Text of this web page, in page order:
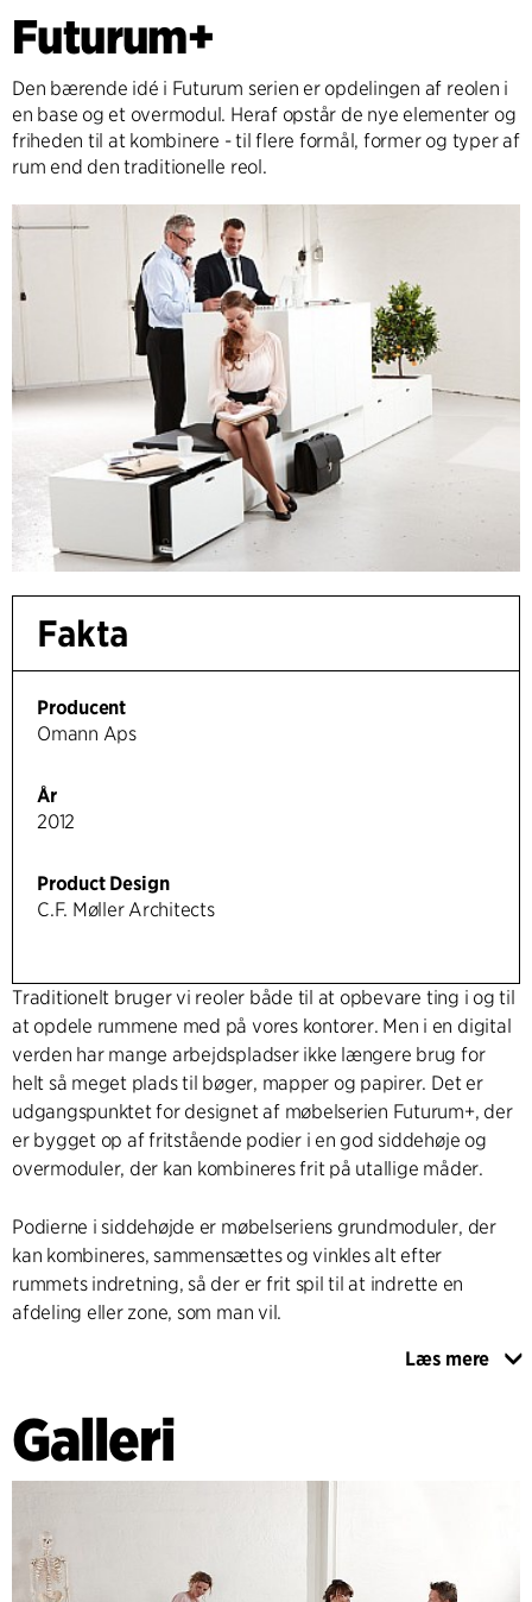
Futurum+
Den bærende idé i Futurum serien er opdelingen af reolen i
en base og et overmodul. Heraf opstår de nye elementer og
friheden til at kombinere - til flere formål, former og typer af
rum end den traditionelle reol.
Fakta
Producent
Omann Aps
År
2012
Product Design
C.F. Møller Architects
Traditionelt bruger vi reoler både til at opbevare ting i og til
at opdele rummene med på vores kontorer. Men i en digital
verden har mange arbejdspladser ikke længere brug for
helt så meget plads til bøger, mapper og papirer. Det er
udgangspunktet for designet af møbelserien Futurum+, der
er bygget op af fritstående podier i en god siddehøje og
overmoduler, der kan kombineres frit på utallige måder.
Podierne i siddehøjde er møbelseriens grundmoduler, der
kan kombineres, sammensættes og vinkles alt efter
rummets indretning, så der er frit spil til at indrette en
afdeling eller zone, som man vil.
Oven på podierne kan man fleksibelt sætte overmoduler og
firkantede puder, som uformelt mødebord, garderobestativ,
skuffe eller som udstillingsmøbel og med plads til fx legetøj,
planter eller magasiner. Modulerne kan fås i alle farverfinér
Læs mere
Galleri